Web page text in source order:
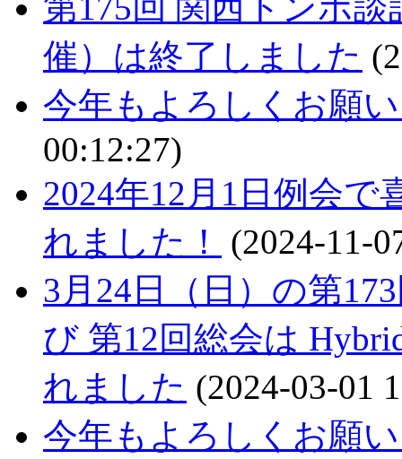
催）は終了しました
今年もよろしくお願
00:12:27)
2024年12月1日例会
れました！
(2024-11-
3月24日（日）の第
び 第12回総会は
れました (2024-03-01
今年もよろしくお願